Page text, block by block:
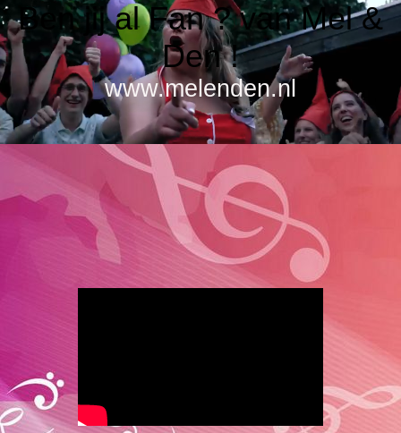
Ben jij al Fan ? van Mel &
Den !
www.melenden.nl